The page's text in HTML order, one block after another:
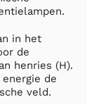
in het
de
henries (H).
de
veld.